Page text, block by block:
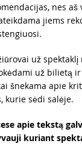
nes
jiems
už
už bilietą
šnekama apie
kurie sėdi salėje.
apie tekstą
kuriant